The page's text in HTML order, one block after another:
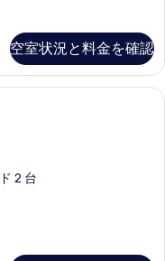
空室状況と料金を確認
室1~8名様 バス・トイレ共用
2 台